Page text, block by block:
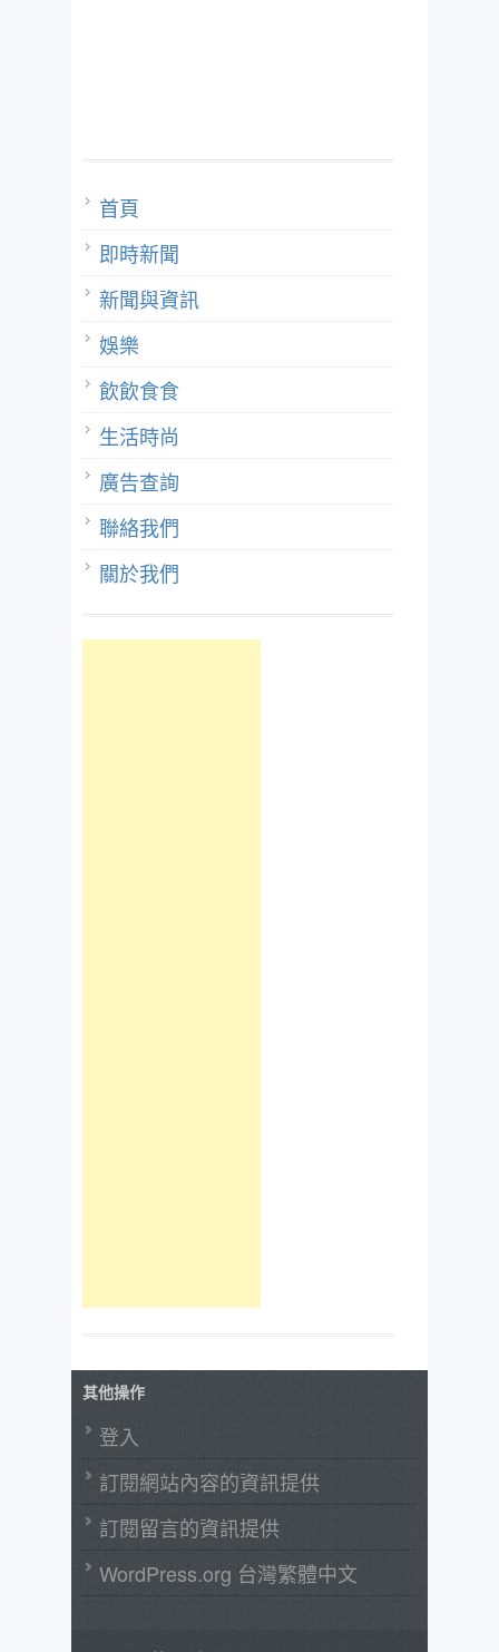
首頁
即時新聞
新聞與資訊
娛樂
飲飲食食
生活時尚
廣告查詢
聯絡我們
關於我們
其他操作
登入
訂閱網站內容的資訊提供
訂閱留言的資訊提供
WordPress.org 台灣繁體中文